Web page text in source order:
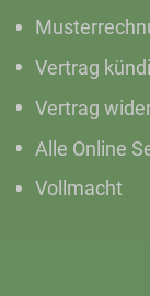
Vertrag
Vertrag
Alle Online
Vollmacht